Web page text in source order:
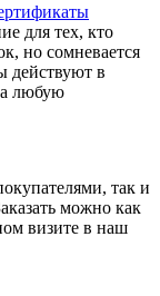
для тех, кто
но сомневается
действуют в
любую
так и
можно как
визите в наш